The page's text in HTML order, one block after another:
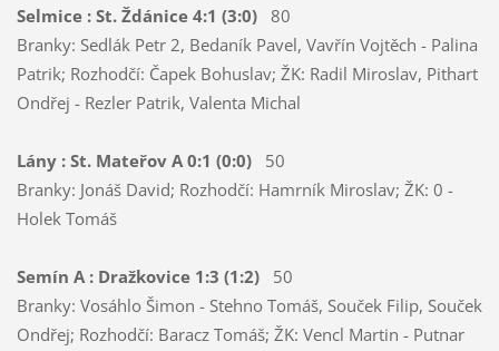
Selmice : St. Ždánice 4:1 (3:0) 80
Branky: Sedlák Petr 2, Bedaník Pavel, Vavřín Vojtěch - Palina
Patrik; Rozhodčí: Čapek Bohuslav; ŽK: Radil Miroslav, Pithart
Ondřej - Rezler Patrik, Valenta Michal
Lány : St. Mateřov A 0:1 (0:0)50
Branky: Jonáš David; Rozhodčí: Hamrník Miroslav; ŽK: 0 -
Holek Tomáš
Semín A : Dražkovice 1:3 (1:2)
50
Branky: Vosáhlo Šimon - Stehno Tomáš, Souček Filip, Souček
Ondřej; Rozhodčí: Baracz Tomáš; ŽK: Vencl Martin - Putnar